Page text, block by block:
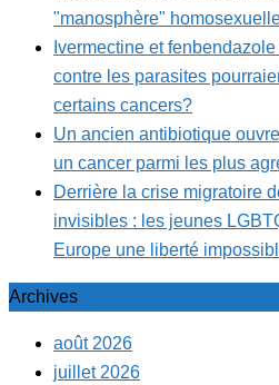
"manosphère"
Ivermectine et
contre les parasites
certains cancers?
Un ancien antibiotique
un cancer parmi les plus
Derrière la crise migratoire
invisibles : les jeunes
Europe une liberté
Archives
août 2026
juillet 2026